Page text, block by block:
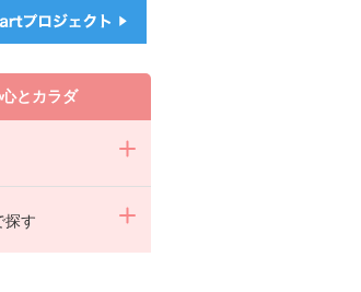
とカラダ
探す